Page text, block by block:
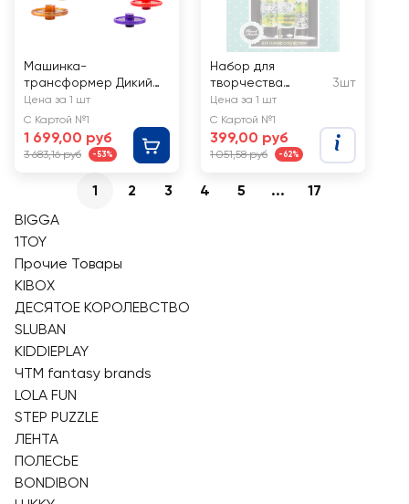
Машинка-
трансформер Дикий
скричер 10см, в
ассортименте
Цена за 1 шт
С Картой №1
1 699,00 руб
3 683,16 руб -53%
Набор для
творчества
JOSEPHIN гелевые
свечи
3шт
Цена за 1 шт
С Картой №1
399,00 руб
1 051,58 руб -62%
1 2 3 4 5 ...
17
BIGGA
1TOY
Прочие Товары
KIBOX
ДЕСЯТОЕ КОРОЛЕВСТВО
SLUBAN
KIDDIEPLAY
ЧТМ fantasy brands
LOLA FUN
STEP PUZZLE
ЛЕНТА
ПОЛЕСЬЕ
BONDIBON